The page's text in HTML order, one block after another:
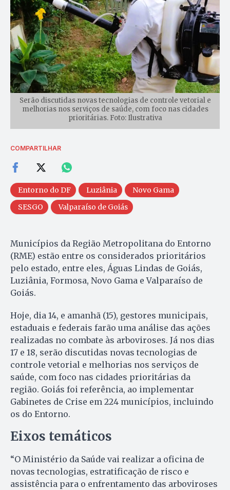
Serão discutidas novas tecnologias de controle vetorial e
melhorias nos serviços de saúde, com foco nas cidades
prioritárias. Foto: Ilustrativa
COMPARTILHAR
Entorno do DF Luziânia
Novo Gama
SESGO
Valparaíso de Goiás
Municípios da Região Metropolitana do Entorno
(RME) estão entre os considerados prioritários
pelo estado, entre eles, Águas Lindas de Goiás,
Luziânia, Formosa, Novo Gama e Valparaíso de
Goiás.
Hoje, dia 14, e amanhã (15), gestores municipais,
estaduais e federais farão uma análise das ações
realizadas no combate às arboviroses. Já nos dias
17 e 18, serão discutidas novas tecnologias de
controle vetorial e melhorias nos serviços de
saúde, com foco nas cidades prioritárias da
região. Goiás foi referência, ao implementar
Gabinetes de Crise em 224 municípios, incluindo
os do Entorno.
Eixos temáticos
“O Ministério da Saúde vai realizar a oficina de
novas tecnologias, estratificação de risco e
assistência para o enfrentamento das arboviroses